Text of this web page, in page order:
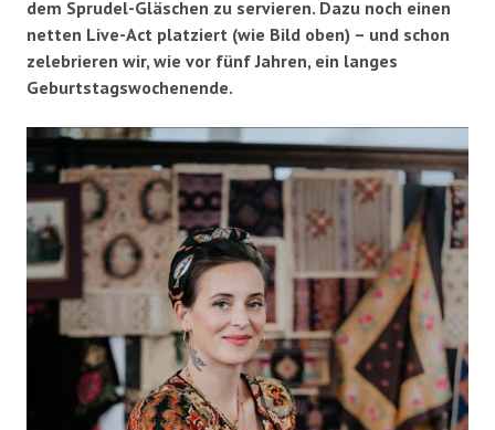
dem Sprudel-Gläschen zu servieren. Dazu noch einen
netten Live-Act platziert (wie Bild oben) – und schon
zelebrieren wir, wie vor fünf Jahren, ein langes
Geburtstagswochenende.